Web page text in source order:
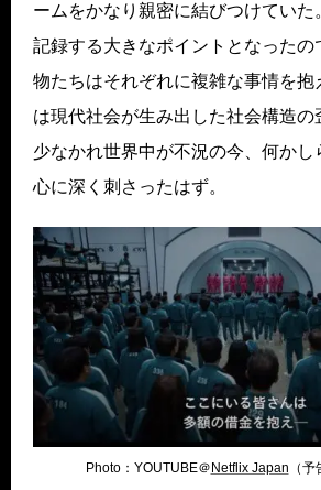
ームをかなり親密に結びつけていた
記録する大きなポイントとなったの
物たちはそれぞれに複雑な事情を抱
は現代社会が生み出した社会構造の
少なかれ世界中が不況の今、何かし
心に深く刺さったはず。
Photo：YOUTUBE＠Netflix Japan （